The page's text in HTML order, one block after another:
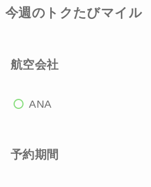
今週のトクたびマイル
航空会社
ANA
予約期間